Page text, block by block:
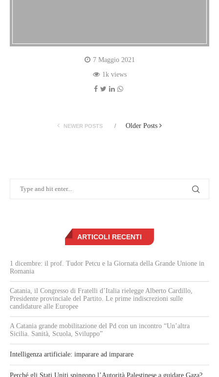
7 Maggio 2021
1k views
NEWER POSTS Older Posts
ARTICOLI RECENTI
1 dicembre: il prof. Tudor Petcu e la Giornata della Grande Unione in
Romania
Catania, il Congresso di Fratelli d’Italia rielegge Alberto Cardillo,
Presidente provinciale del Partito. Le prime indiscrezioni sulle
candidature alle Europee
A Catania grande mobilitazione del Pd con un incontro “Un’altra
Sicilia. Sanità, Scuola, Sviluppo”
Intelligenza artificiale: imparare ad imparare
Perché gli Stati Uniti spingono l’Autorità Palestinese a guidare Gaza?